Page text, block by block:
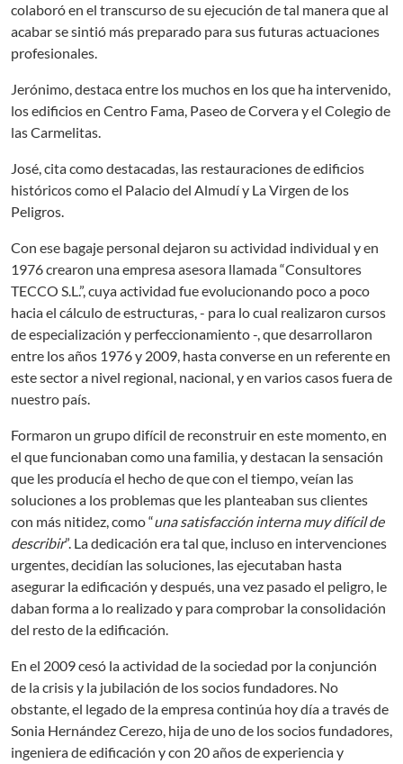
colaboró en el transcurso de su ejecución de tal manera que al
acabar se sintió más preparado para sus futuras actuaciones
profesionales.
Jerónimo, destaca entre los muchos en los que ha intervenido,
los edificios en Centro Fama, Paseo de Corvera y el Colegio de
las Carmelitas.
José, cita como destacadas, las restauraciones de edificios
históricos como el Palacio del Almudí y La Virgen de los
Peligros.
Con ese bagaje personal dejaron su actividad individual y en
1976 crearon una empresa asesora llamada “Consultores
TECCO S.L.”, cuya actividad fue evolucionando poco a poco
hacia el cálculo de estructuras, - para lo cual realizaron cursos
de especialización y perfeccionamiento -, que desarrollaron
entre los años 1976 y 2009, hasta converse en un referente en
este sector a nivel regional, nacional, y en varios casos fuera de
nuestro país.
Formaron un grupo difícil de reconstruir en este momento, en
el que funcionaban como una familia, y destacan la sensación
que les producía el hecho de que con el tiempo, veían las
soluciones a los problemas que les planteaban sus clientes
con más nitidez, como “una satisfacción interna muy difícil de
describir”. La dedicación era tal que, incluso en intervenciones
urgentes, decidían las soluciones, las ejecutaban hasta
asegurar la edificación y después, una vez pasado el peligro, le
daban forma a lo realizado y para comprobar la consolidación
del resto de la edificación.
En el 2009 cesó la actividad de la sociedad por la conjunción
de la crisis y la jubilación de los socios fundadores. No
obstante, el legado de la empresa continúa hoy día a través de
Sonia Hernández Cerezo, hija de uno de los socios fundadores,
ingeniera de edificación y con 20 años de experiencia y